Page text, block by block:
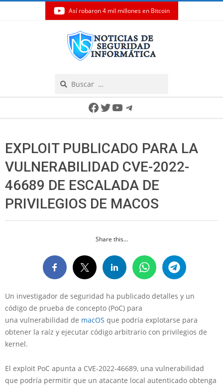
Así robaron 4 mil millones en Bitcoin
Facebook
Twitter
YouTube
Telegram
EXPLOIT PUBLICADO PARA LA
VULNERABILIDAD CVE-2022-
46689 DE ESCALADA DE
PRIVILEGIOS DE MACOS
Share this...
Un investigador de seguridad ha publicado detalles y un
código de prueba de concepto (PoC) para
una vulnerabilidad de macOS que podría explotarse para
obtener la raíz y ejecutar código arbitrario con privilegios de
kernel.
El exploit PoC apunta a CVE-2022-46689, una vulnerabilidad
que podría permitir que un atacante local autenticado obtenga